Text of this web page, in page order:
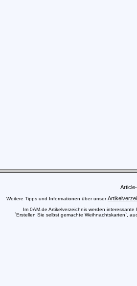
Weitere Tipps und Informationen über unser
Im 0AM.de Artikelverzeichnis werden
`Erstellen Sie selbst gemachte Weihnachtskarten`,